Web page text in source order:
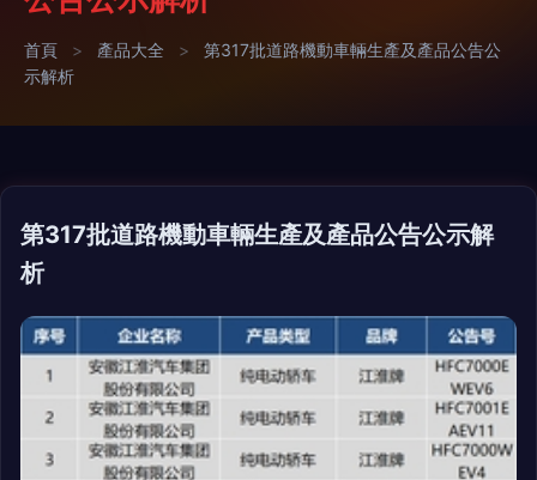
首頁 > 產品大全 >
第317批道路機動車輛生產及產品公告公
示解析
第317批道路機動車輛生產及產品公告公示解
析